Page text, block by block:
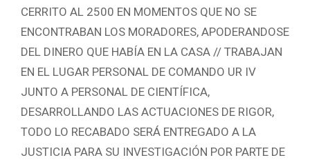
CERRITO AL 2500 EN MOMENTOS QUE NO SE
ENCONTRABAN LOS MORADORES, APODERANDOSE
DEL DINERO QUE HABÍA EN LA CASA // TRABAJAN
EN EL LUGAR PERSONAL DE COMANDO UR IV
JUNTO A PERSONAL DE CIENTÍFICA,
DESARROLLANDO LAS ACTUACIONES DE RIGOR,
TODO LO RECABADO SERÁ ENTREGADO A LA
JUSTICIA PARA SU INVESTIGACIÓN POR PARTE DE